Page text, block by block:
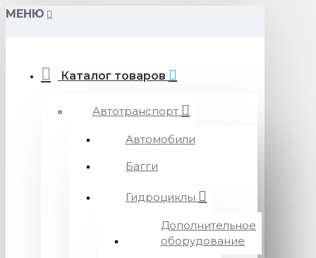
МЕНЮ
Каталог товаров
Автотранспорт
Автомобили
Багги
Гидроциклы
Дополнительное
оборудование